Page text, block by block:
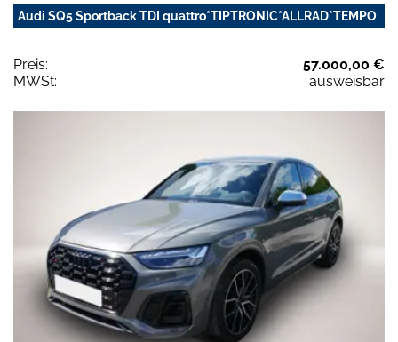
Audi SQ5 Sportback TDI quattro*TIPTRONIC*ALLRAD*TEMPO
Preis:
57.000,00 €
MWSt:
ausweisbar